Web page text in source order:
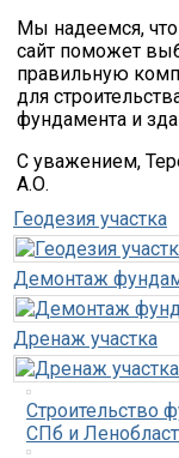
Мы надеемся,
сайт поможет
правильную
для
фундамента и
С уважением,
А.О.
Геодезия участка
Демонтаж
Дренаж участка
Строительство
СПб и